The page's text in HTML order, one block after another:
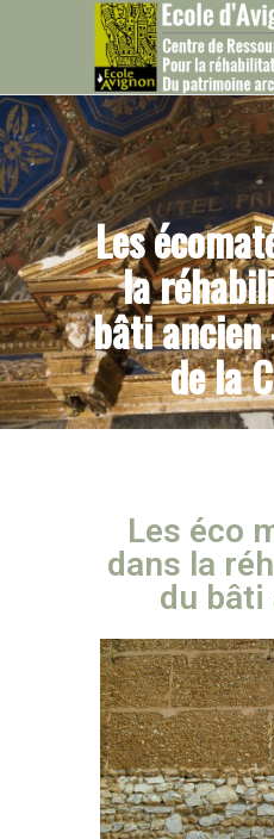
Les
la
bâti
de la
Les éco
dans la
du bâti